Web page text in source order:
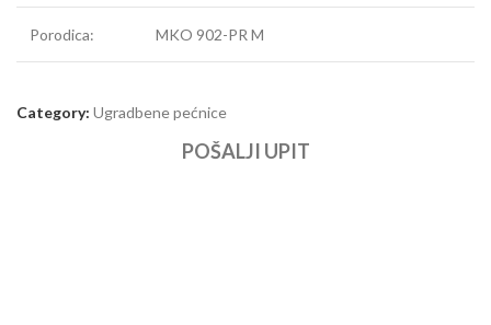
Porodica: MKO 902-PR M
Category: Ugradbene pećnice
POŠALJI UPIT